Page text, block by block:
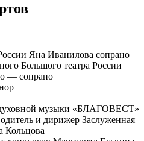
Яна Иванилова сопрано
Большого театра России
— сопрано
музыки «БЛАГОВЕСТ»
и дирижер Заслуженная
Кольцова